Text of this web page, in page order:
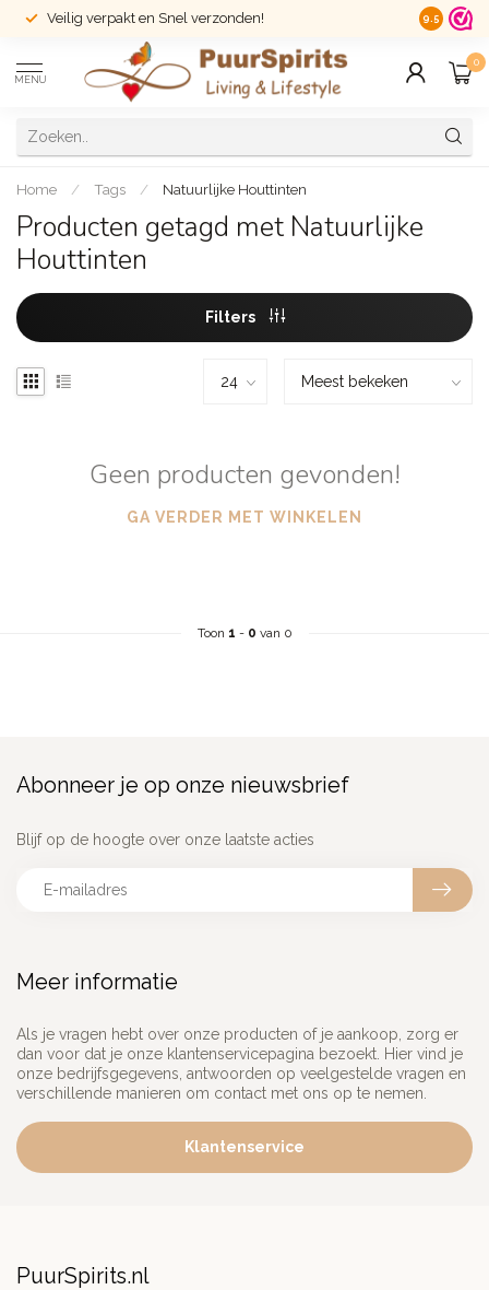
Veilig verpakt en Snel verzonden! 14 dagen
9.5
MENU
0
Home / Tags / Natuurlijke Houttinten
Producten getagd met Natuurlijke
Houttinten
Filters
Geen producten gevonden!
GA VERDER MET WINKELEN
Toon 1 - 0 van 0
Meer informatie
Als je vragen hebt over onze producten of je aankoop, zorg er
dan voor dat je onze klantenservicepagina bezoekt. Hier vind je
onze bedrijfsgegevens, antwoorden op veelgestelde vragen en
verschillende manieren om contact met ons op te nemen.
Klantenservice
Abonneer je op onze nieuwsbrief
Blijf op de hoogte over onze laatste acties
PuurSpirits.nl